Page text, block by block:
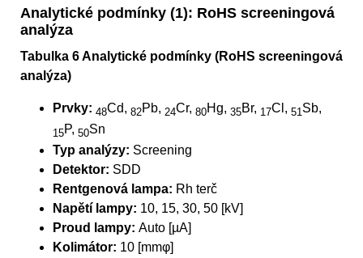
Analytické podmínky (1): RoHS screeningová
analýza
Tabulka 6 Analytické podmínky (RoHS screeningová
analýza)
Prvky: 48Cd, 82Pb, 24Cr, 80Hg, 35Br, 17Cl, 51 Sb,
15P, 50Sn
Typ analýzy: Screening
Detektor: SDD
Rentgenová lampa: Rh terč
Napětí lampy: 10, 15, 30, 50 [kV]
Proud lampy: Auto [µA]
Kolimátor: 10 [mmφ]